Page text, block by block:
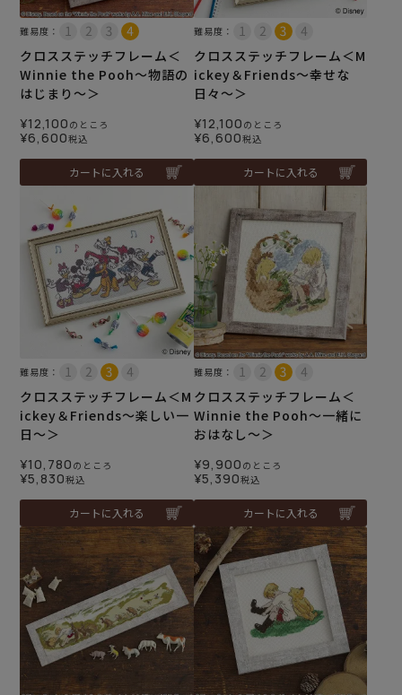
難易度：
クロスステッチフレーム＜
Winnie the Pooh～物語の
はじまり～＞
¥12,100 のところ
¥6,600税込
カートに入れる
難易度：
クロスステッチフレーム＜M
ickey＆Friends～幸せな
日々～＞
¥12,100 のところ
¥6,600税込
カートに入れる
難易度：
クロスステッチフレーム＜M
ickey＆Friends～楽しい一
日～＞
¥10,780 のところ
¥5,830税込
カートに入れる
難易度：
クロスステッチフレーム＜
Winnie the Pooh～一緒に
おはなし～＞
¥9,900 のところ
¥5,390税込
カートに入れる